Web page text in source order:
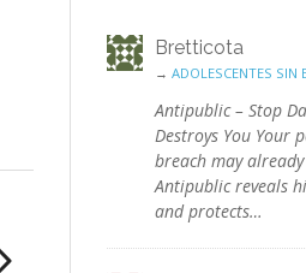
Bretticota
→ ADOLESCENTES SIN
Antipublic – Stop
Destroys You Your
breach may
Antipublic reveals
and protects…